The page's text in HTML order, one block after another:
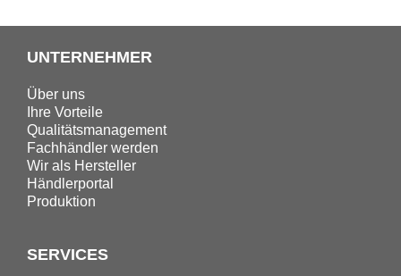
UNTERNEHMER
Über uns
Ihre Vorteile
Qualitätsmanagement
Fachhändler werden
Wir als Hersteller
Händlerportal
Produktion
SERVICES